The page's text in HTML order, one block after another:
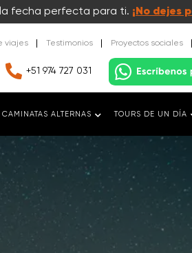
la fecha perfecta para ti. ¡No dejes
viajes Testimonios Proyectos sociales
+51 974 727 031
CAMINATAS ALTERNAS TOURS DE UN DÍA